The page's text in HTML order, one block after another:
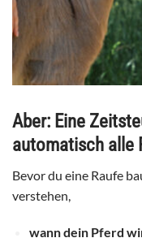
Aber: Eine
automatisch alle
Bevor du eine Raufe
verstehen,
wann dein Pferd